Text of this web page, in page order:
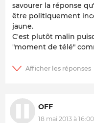
savourer la réponse
être politiquement
jaune.
C'est plutôt malin
"moment de télé"
OFF
18 mai 2013 à